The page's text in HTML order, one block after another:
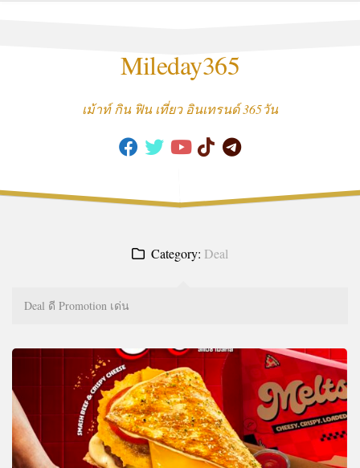
Mileday365
เม้าท์ กิน ฟิน เที่ยว อินเทรนด์ 365วัน
Category: Deal
Deal ดี Promotion เด่น